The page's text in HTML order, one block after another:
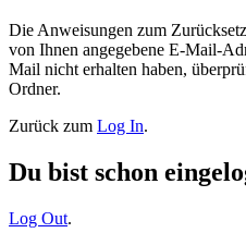
Die Anweisungen zum
von Ihnen angegebene E-Mail-
Mail nicht erhalten haben,
Ordner.
Zurück zum Log In.
Du bist schon
Log Out.